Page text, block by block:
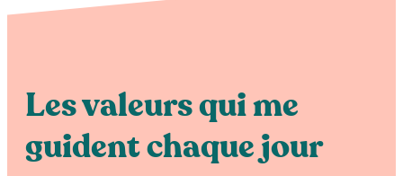
Les valeurs qui me
guident chaque jour